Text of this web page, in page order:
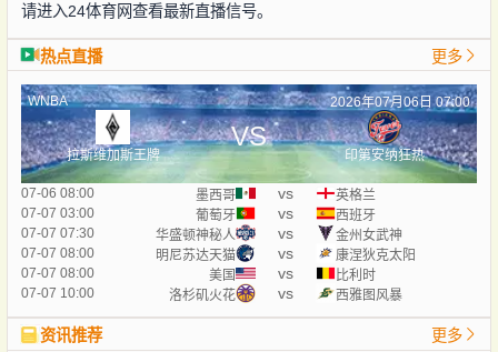
请进入24体育网查看最新直播信号。
热点直播 更多
WNBA 2026年07月06日 07:00
拉斯维加斯王牌
VS
印第安纳狂热
07-06 08:00 墨西哥 vs
英格兰
07-07 03:00
葡萄牙 vs
西班牙
07-07 07:30
华盛顿神秘人 vs
金州女武神
07-07 08:00
明尼苏达天猫 vs
康涅狄克太阳
07-07 08:00
美国 vs
比利时
07-07 10:00
洛杉矶火花 vs 西雅图风暴
资讯推荐 更多